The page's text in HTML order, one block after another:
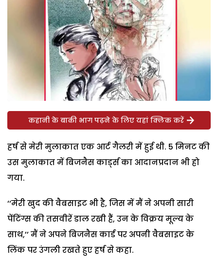
कहानी के बाकी भाग पढ़ने के लिए यहां क्लिक करें
हर्ष से मेरी मुलाकात एक आर्ट गैलरी में हुई थी. 5 मिनट की
उस मुलाकात में बिजनैस कार्ड्स का आदानप्रदान भी हो
गया.
‘‘मेरी खुद की वैबसाइट भी है, जिस में मैं ने अपनी सारी
पेंटिंग्स की तसवीरें डाल रखी हैं, उन के विक्रय मूल्य के
साथ,’’ मैं ने अपने बिजनैस कार्ड पर अपनी वैबसाइट के
लिंक पर उंगली रखते हुए हर्ष से कहा.